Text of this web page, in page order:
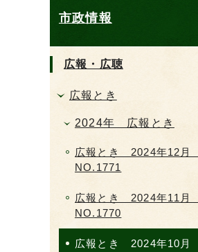
市政情報
広報・広聴
広報とき
2024年 広報とき
広報とき 2024年12月
NO.1771
広報とき 2024年11月
NO.1770
広報とき 2024年10月